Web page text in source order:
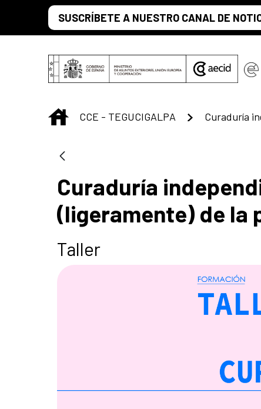
Saut au contenu principal
SUSCRÍBETE A NUESTRO CANAL DE
INICIO
CCE - TEGUCIGALPA
Curaduría
(ligeramente) de la
Taller